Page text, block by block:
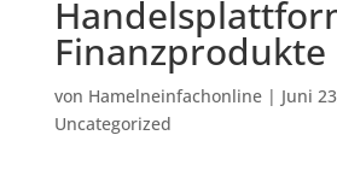
Finanzprodukte
von Hamelneinfachonline| Juni
Uncategorized